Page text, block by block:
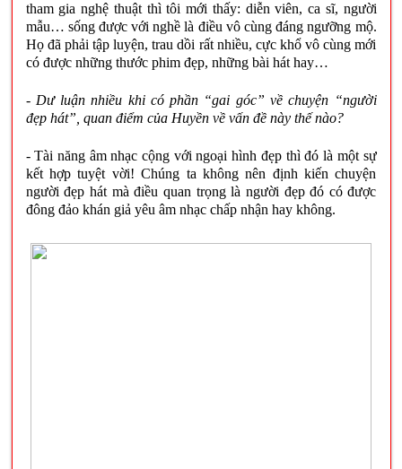
tham gia nghệ thuật thì tôi mới thấy: diễn viên, ca sĩ, người
mẫu… sống được với nghề là điều vô cùng đáng ngưỡng mộ.
Họ đã phải tập luyện, trau dồi rất nhiều, cực khổ vô cùng mới
có được những thước phim đẹp, những bài hát hay…
- Dư luận nhiều khi có phần “gai góc” về chuyện “người
đẹp hát”, quan điểm của Huyền về vấn đề này thế nào?
- Tài năng âm nhạc cộng với ngoại hình đẹp thì đó là một sự
kết hợp tuyệt vời! Chúng ta không nên định kiến chuyện
người đẹp hát mà điều quan trọng là người đẹp đó có được
đông đảo khán giả yêu âm nhạc chấp nhận hay không.